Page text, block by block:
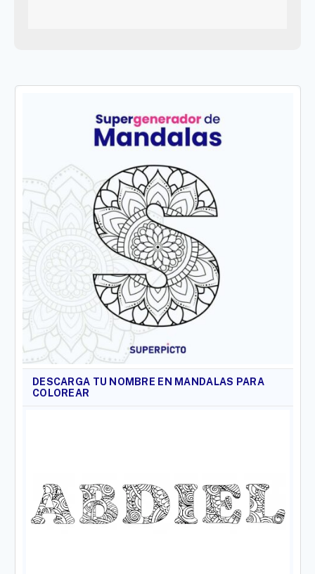
DESCARGA TU NOMBRE EN MANDALAS PARA
COLOREAR